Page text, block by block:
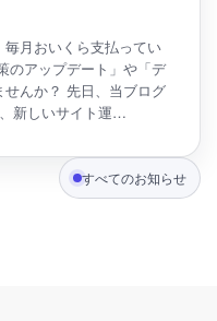
月おいくら支払ってい
のアップデート」や「デ
んか？ 先日、当ブログ
新しいサイト運…
すべてのお知らせ